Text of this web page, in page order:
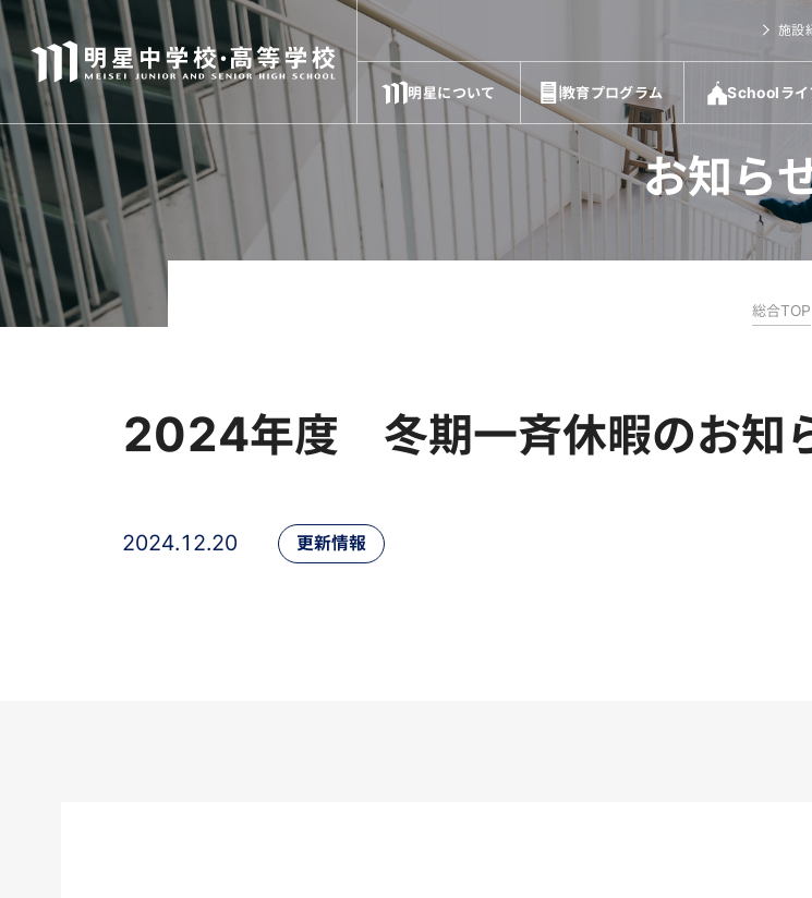
施設
明星について 教育プログラム Schoolライ
お知ら
総合TOP
2024年度 冬期一斉休暇のお知
2024.12.20 更新情報